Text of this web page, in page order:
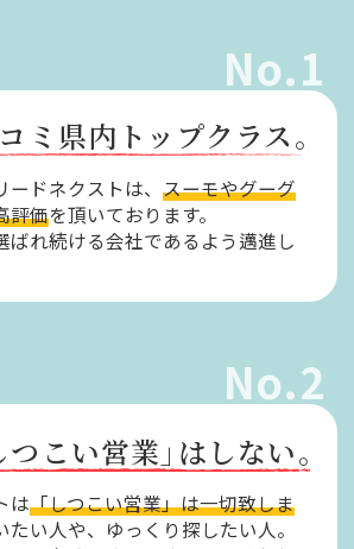
No.1
ミ県内トップクラス。
ードネクストは、スーモやグーグ
評価を頂いております。
ばれ続ける会社であるよう邁進し
No.2
つこい営業」はしない。
は「しつこい営業」は一切致しま
たい人や、ゆっくり探したい人。